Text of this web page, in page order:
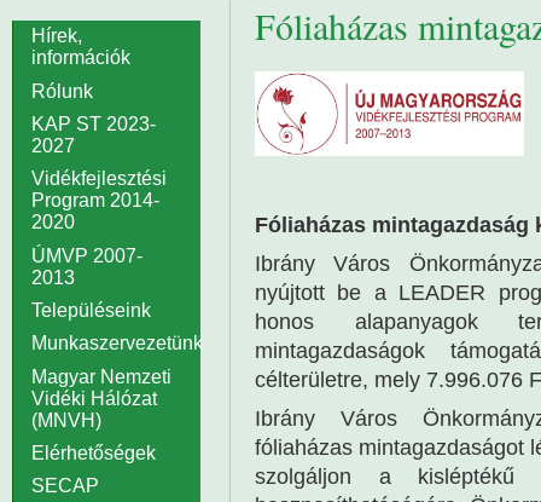
Fóliaházas
Fóliaházas mintagazdaság
Ibrány Város
nyújtott be a LEADER
honos alapanyagok
mintagazdaságok
célterületre, mely 7.996.076
Ibrány Város
fóliaházas mintagazdaságot
szolgáljon a kisléptékű
Hírek,
információk
Rólunk
KAP ST 2023-
2027
Vidékfejlesztési
Program 2014-
2020
ÚMVP 2007-
2013
Településeink
Munkaszervezetünk
Magyar Nemzeti
Vidéki Hálózat
(MNVH)
Elérhetőségek
SECAP